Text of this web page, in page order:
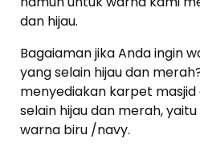
dan hijau.
Bagaiaman jika Anda ingin
yang selain hijau dan
menyediakan karpet
selain hijau dan merah,
warna biru /navy.